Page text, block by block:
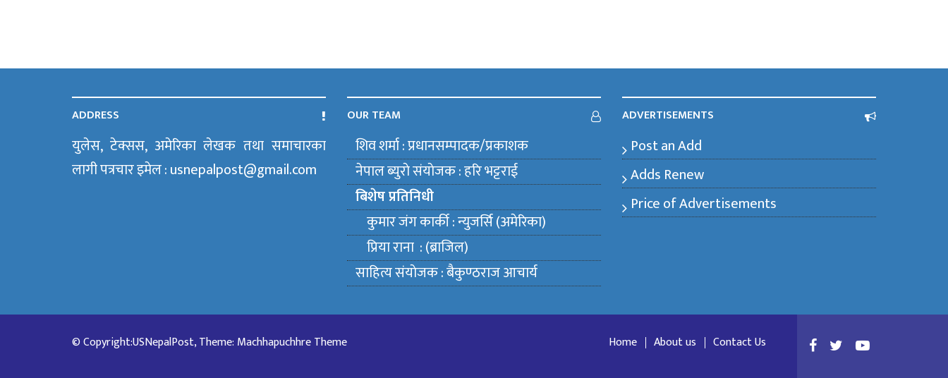
ADDRESS
युलेस, टेक्सस, अमेरिका लेखक तथा समाचारका
लागी पत्रचार इमेल : usnepalpost@gmail.com
OUR TEAM
शिव शर्मा : प्रधानसम्पादक/प्रकाशक
नेपाल ब्युराे संयाेजक : हरि भट्टराई
बिशेष प्रतिनिधी
कुमार जंग कार्की : न्युजर्सि (अमेरिका)
प्रिया राना : (ब्राजिल)
साहित्य संयाेजक : बैकुण्ठराज आचार्य
ADVERTISEMENTS
Post an Add
Adds Renew
Price of Advertisements
© Copyright:USNepalPost, Theme: Machhapuchhre Theme Home About us Contact Us